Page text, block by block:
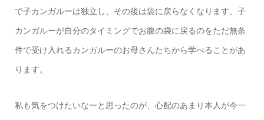
で子カンガルーは独立し、その後は袋に戻らなくなります。子
カンガルーが自分のタイミングでお腹の袋に戻るのをただ無条
件で受け入れるカンガルーのお母さんたちから学べることがあ
ります。
私も気をつけたいなーと思ったのが、心配のあまり本人が今一